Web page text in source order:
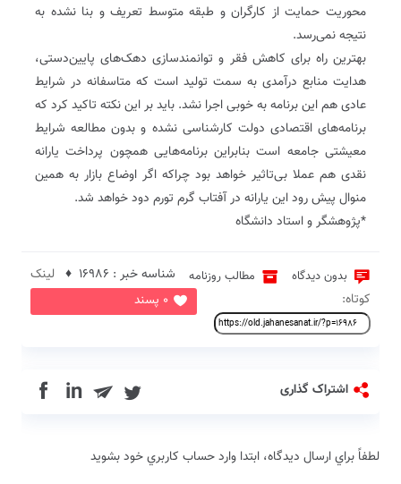
محوریت حمایت از کارگران و طبقه متوسط تعریف و بنا نشده به
نتیجه نمی‌رسد.
بهترین راه برای کاهش فقر و توانمندسازی دهک‌های پایین‌دستی،
هدایت منابع درآمدی به سمت تولید است که متاسفانه در شرایط
عادی هم این برنامه به خوبی اجرا نشد. باید بر این نکته تاکید کرد که
برنامه‌های اقتصادی دولت کارشناسی نشده و بدون مطالعه شرایط
معیشتی جامعه است بنابراین برنامه‌هایی همچون پرداخت یارانه
نقدی هم عملا بی‌تاثیر خواهد بود چراکه اگر اوضاع بازار به همین
منوال پیش رود این یارانه در آفتاب گرم تورم دود خواهد شد.
*پژوهشگر و استاد دانشگاه
بدون دیدگاه مطالب روزنامه
0 پسند
شناسه خبر : 16986 ♦
لینک
کوتاه:
اشتراک گذاری in
لطفاً براي ارسال دیدگاه، ابتدا وارد حساب كاربري خود بشويد